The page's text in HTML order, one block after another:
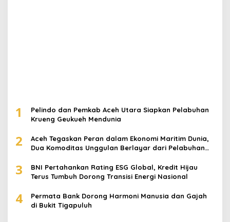
1
Pelindo dan Pemkab Aceh Utara Siapkan Pelabuhan
Krueng Geukueh Mendunia
2
Aceh Tegaskan Peran dalam Ekonomi Maritim Dunia,
Dua Komoditas Unggulan Berlayar dari Pelabuhan
3
BNI Pertahankan Rating ESG Global, Kredit Hijau
Terus Tumbuh Dorong Transisi Energi Nasional
4
Permata Bank Dorong Harmoni Manusia dan Gajah
di Bukit Tigapuluh